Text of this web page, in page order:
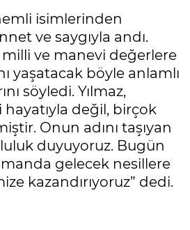
isimlerinden
ve saygıyla andı.
milli ve manevi değerlere
yaşatacak böyle anlamlı
söyledi. Yılmaz,
değil, birçok
Onun adını taşıyan
duyuyoruz. Bugün
gelecek nesillere
kazandırıyoruz” dedi.